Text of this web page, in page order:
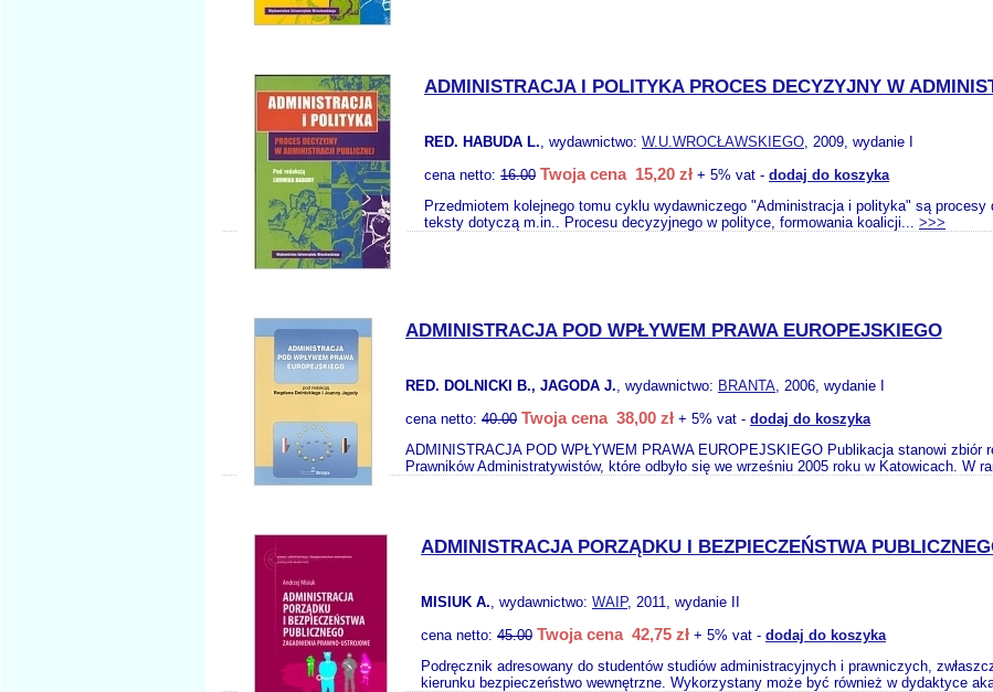
ADMINISTRACJA I POLITYKA PROCES DECYZYJNY W
RED. HABUDA L., wydawnictwo: W.U.WROCŁAWSKIEGO, 2009, wydanie I
cena netto: 16.00 Twoja cena 15,20 zł + 5% vat - dodaj do koszyka
Przedmiotem kolejnego tomu cyklu wydawniczego "Administracja i polityka" są
teksty dotyczą m.in.. Procesu decyzyjnego w polityce, formowania koalicji... >>>
ADMINISTRACJA POD WPŁYWEM PRAWA EUROPEJSKIEGO
RED. DOLNICKI B., JAGODA J., wydawnictwo: BRANTA, 2006, wydanie I
cena netto: 40.00 Twoja cena 38,00 zł + 5% vat - dodaj do koszyka
ADMINISTRACJA POD WPŁYWEM PRAWA EUROPEJSKIEGO Publikacja stanowi zbiór
Prawników Administratywistów, które odbyło się we wrześniu 2005 roku w Katowicach. W
ADMINISTRACJA PORZĄDKU I BEZPIECZEŃSTWA
MISIUK A., wydawnictwo: WAIP, 2011, wydanie II
cena netto: 45.00 Twoja cena 42,75 zł + 5% vat - dodaj do koszyka
Podręcznik adresowany do studentów studiów administracyjnych i prawniczych,
kierunku bezpieczeństwo wewnętrzne. Wykorzystany może być również w dydaktyce